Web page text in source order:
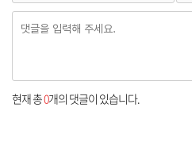
현재 총0개의 댓글이 있습니다.